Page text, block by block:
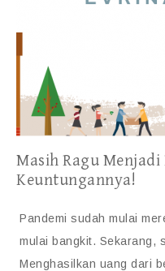
Masih Ragu
Keuntungannya!
Pandemi sudah mulai
mulai bangkit. Sekarang,
Menghasilkan uang dari